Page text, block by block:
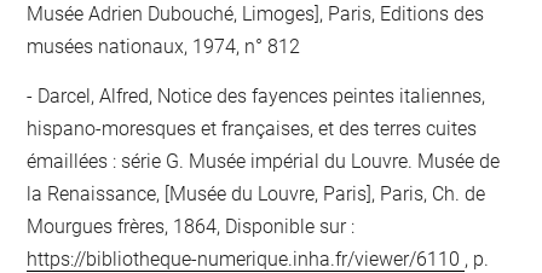
Musée Adrien Dubouché, Limoges], Paris, Editions des
musées nationaux, 1974, n° 812
Darcel, Alfred, Notice des fayences peintes italiennes,
hispano-moresques et françaises, et des terres cuites
émaillées : série G. Musée impérial du Louvre. Musée de
la Renaissance, [Musée du Louvre, Paris], Paris, Ch. de
Mourgues frères, 1864, Disponible sur :
https://bibliotheque-numerique.inha.fr/viewer/6110 , p.